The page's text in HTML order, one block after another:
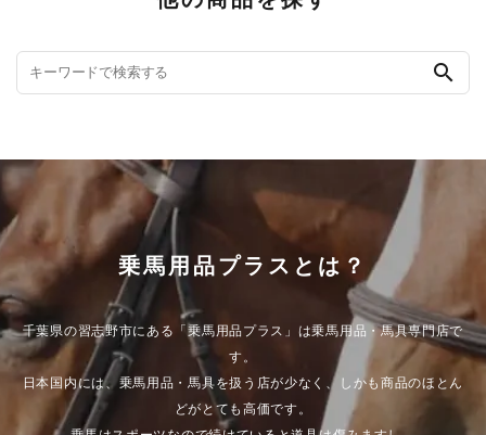
search
乗馬用品プラスとは？
千葉県の習志野市にある「乗馬用品プラス」は乗馬用品・馬具専門店で
す。
日本国内には、乗馬用品・馬具を扱う店が少なく、しかも商品のほとん
どがとても高価です。